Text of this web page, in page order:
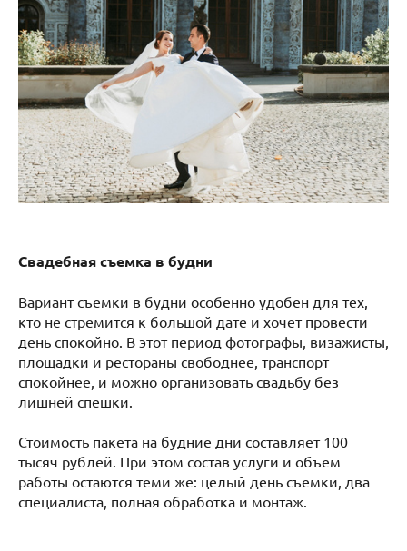
Свадебная съемка в будни
Вариант съемки в будни особенно удобен для тех,
кто не стремится к большой дате и хочет провести
день спокойно. В этот период фотографы, визажисты,
площадки и рестораны свободнее, транспорт
спокойнее, и можно организовать свадьбу без
лишней спешки.
Стоимость пакета на будние дни составляет 100
тысяч рублей. При этом состав услуги и объем
работы остаются теми же: целый день съемки, два
специалиста, полная обработка и монтаж.